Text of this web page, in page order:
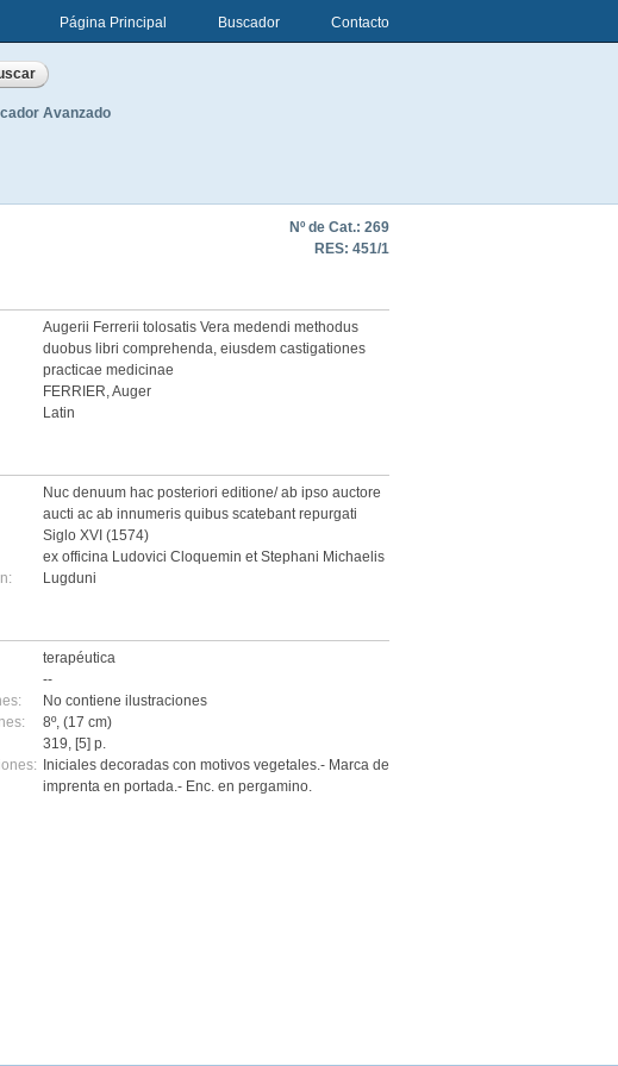
Página Principal Buscador Contacto
Avanzado
Nº de Cat.: 269
RES: 451/1
Augerii Ferrerii tolosatis Vera medendi methodus
duobus libri comprehenda, eiusdem castigationes
practicae medicinae
FERRIER, Auger
Latin
Nuc denuum hac posteriori editione/ ab ipso auctore
aucti ac ab innumeris quibus scatebant repurgati
Siglo XVI (1574)
ex officina Ludovici Cloquemin et Stephani Michaelis
Lugduni
terapéutica
--
No contiene ilustraciones
8º, (17 cm)
319, [5] p.
Iniciales decoradas con motivos vegetales.- Marca de
imprenta en portada.- Enc. en pergamino.